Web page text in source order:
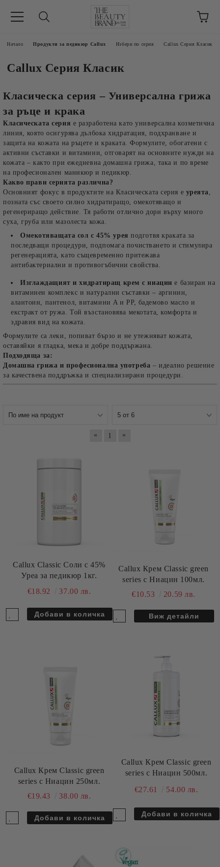
Начало Продукти за педикюр Callux Избери по серия Callux Серия Класик
Callux Серия Класик
Класическа серия – Универсална грижа
за ръце и крака
Класическата серия е разработена като универсална козметична
линия, която осигурява дълбока хидратация, подхранване и
защита на кожата на ръцете и краката. Формулите, обогатени с
активни съставки и витамини, отговарят на основните нужди на
кожата – както при ежедневна домашна грижа, така и по време
на професионален маникюр и педикюр.
Какво прави серията различна?
Основният фокус в продуктите на Класическата серия е уреята,
позната със своето силно хидратиращо, омекотяващо и
регенериращо действие. Тя работи отлично дори върху много
суха, груба или мазолеста кожа.
Омекотяващата сол с 45% урея подготвя краката за
последващи процедури, подпомага почистването и стимулира
регенерацията, като същевременно притежава
антибактериални и противогъбични свойства.
Изглаждащият и хидратиращ крем с ниацин е базиран на
витаминен комплекс и натурални съставки – аргинин,
алантоин, пантенол, витамини A и PP, бадемово масло и
екстракт от ружа. Той възстановява мекотата, комфорта и
здравия вид на кожата.
Формулите са леки, попиват бързо и не утежняват кожата,
оставяйки я гладка, мека и добре поддържана.
Подходяща за:
Домашна грижа и професионална употреба – идеално решение
за качествена поддръжка и специализирани процедури.
« 1 »
Callux Classic Соли с 45%
Уреа за педикюр 1кг.
€18.92
37.00 лв.
Callux Крем Classic green
series с Ниацин 100мл.
€10.53
20.59 лв.
Виж детайли
Callux Крем Classic green
series с Ниацин 250мл.
€19.43
38.00 лв.
Callux Крем Classic green
series с Ниацин 500мл.
€27.61 54.00 лв.